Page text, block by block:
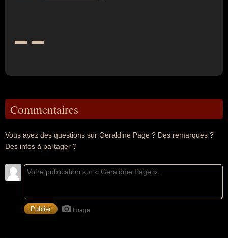
--
Commentaires
Vous avez des questions sur Geraldine Page ? Des remarques ?
Des infos à partager ?
Image